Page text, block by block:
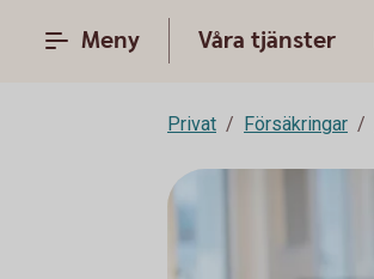
Meny Våra tjänster
Privat Försäkringar